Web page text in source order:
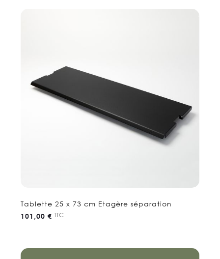
Tablette 25 x 73 cm Etagère séparation
101,00 € TTC